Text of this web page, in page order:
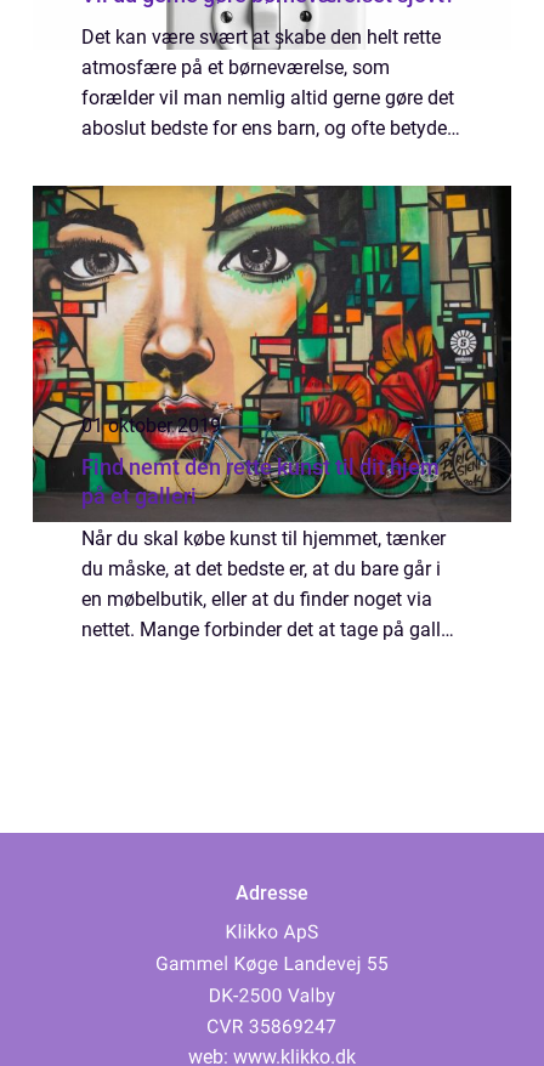
Det kan være svært at skabe den helt rette
atmosfære på et børneværelse, som
forælder vil man nemlig altid gerne gøre det
aboslut bedste for ens barn, og ofte betyder
deres vegne. Det er for eksempel noge...
01 oktober 2019
Find nemt den rette kunst til dit hjem
på et galleri
Når du skal købe kunst til hjemmet, tænker
du måske, at det bedste er, at du bare går i
en møbelbutik, eller at du finder noget via
nettet. Mange forbinder det at tage på galleri
Adresse
web: www.klikko.dk